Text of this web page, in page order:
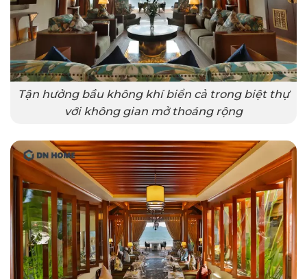
Tận hưởng bầu không khí biển cả trong biệt thự
với không gian mở thoáng rộng